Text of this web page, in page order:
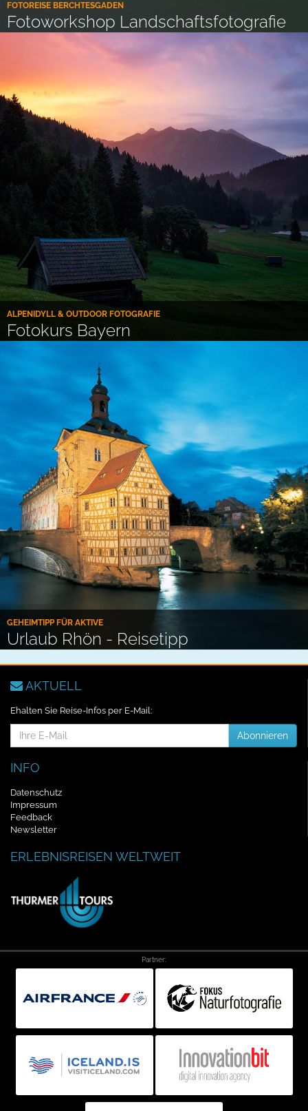
FOTOREISE BERCHTESGADEN
Fotoworkshop Landschaftsfotografie
ALPENIDYLL & OUTDOOR FOTOGRAFIE
Fotokurs Bayern
GEHEIMTIPP FÜR AKTIVE
Urlaub Rhön - Reisetipp
AKTUELL
Ehalten Sie Reise-Infos per E-Mail:
Mail-
Abonnieren
INFO
Datenschutz
Impressum
Feedback
Newsletter
ERLEBNISREISEN WELTWEIT
Partner: